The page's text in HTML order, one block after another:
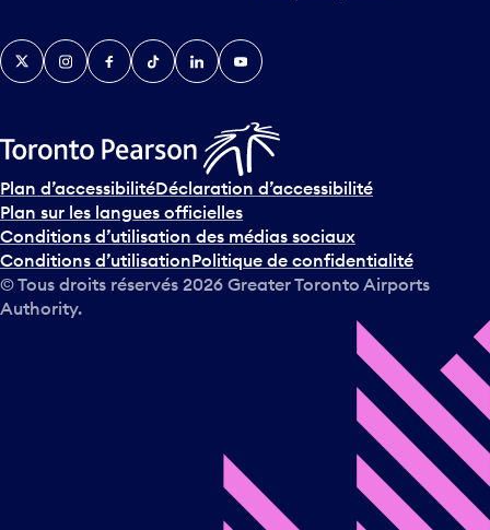
v
e
n
s
u
r
l
e
c
a
TwitterInstagramFacebook
TikTokLinkedInYouTube
Plan d’accessibilitéDéclaration d’accessibilité
Plan sur les langues officielles
Conditions d’utilisation des médias sociaux
Conditions d’utilisationPolitique de confidentialité
© Tous droits réservés 2026 Greater Toronto Airports
Authority.